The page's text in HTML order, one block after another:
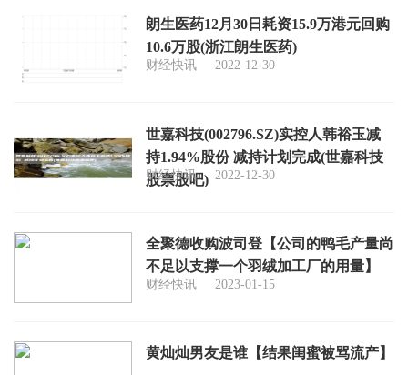
朗生医药12月30日耗资15.9万港元回购
10.6万股(浙江朗生医药)
财经快讯 2022-12-30
世嘉科技(002796.SZ)实控人韩裕玉减
持1.94%股份 减持计划完成(世嘉科技
股票股吧)
财经快讯 2022-12-30
全聚德收购波司登【公司的鸭毛产量尚
不足以支撑一个羽绒加工厂的用量】
财经快讯 2023-01-15
黄灿灿男友是谁【结果闺蜜被骂流产】